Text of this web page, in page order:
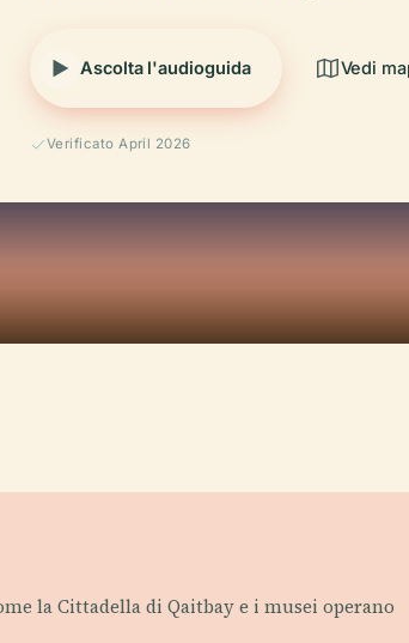
Ascolta l'audioguida Vedi
Verificato April 2026
la Cittadella di Qaitbay e i musei operano